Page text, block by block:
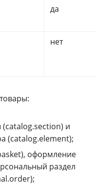
да
нет
(catalog.section) и
(catalog.element);
оформление
раздел